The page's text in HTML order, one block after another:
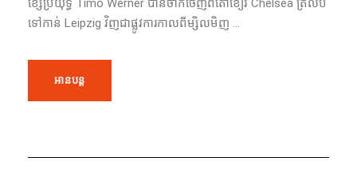
​ខ្សែប្រយុទ្ធ​ Timo Werner បាន​ចាកចេញ​ពីតោខៀវ Chelsea ត្រលប់​
ទៅ​កាន់​ Leipzig វិញ​ជា​ផ្លូវការ​កាលពីម្សិលមិញ ...
អានបន្ត